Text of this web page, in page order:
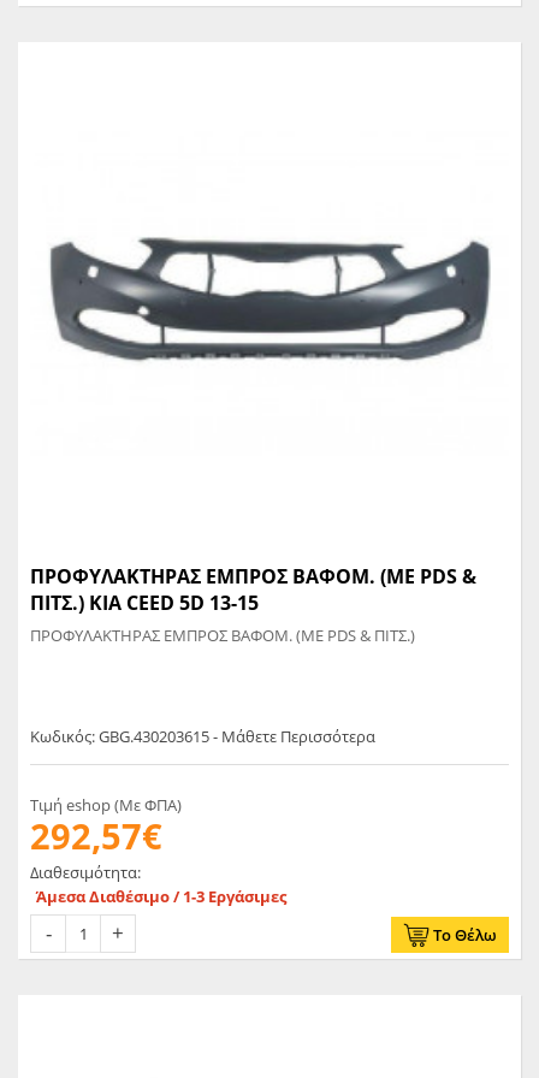
ΠΡΟΦΥΛΑΚΤΗΡΑΣ ΕΜΠΡΟΣ ΒΑΦΟΜ. (ΜΕ PDS &
ΠΙΤΣ.) KIA CEED 5D 13-15
ΠΡΟΦΥΛΑΚΤΗΡΑΣ ΕΜΠΡΟΣ ΒΑΦΟΜ. (ΜΕ PDS & ΠΙΤΣ.)
Κωδικός: GBG.430203615 - Μάθετε Περισσότερα
Τιμή eshop (Με ΦΠΑ)
292,57€
Διαθεσιμότητα:
Άμεσα Διαθέσιμο / 1-3 Εργάσιμες
Το Θέλω